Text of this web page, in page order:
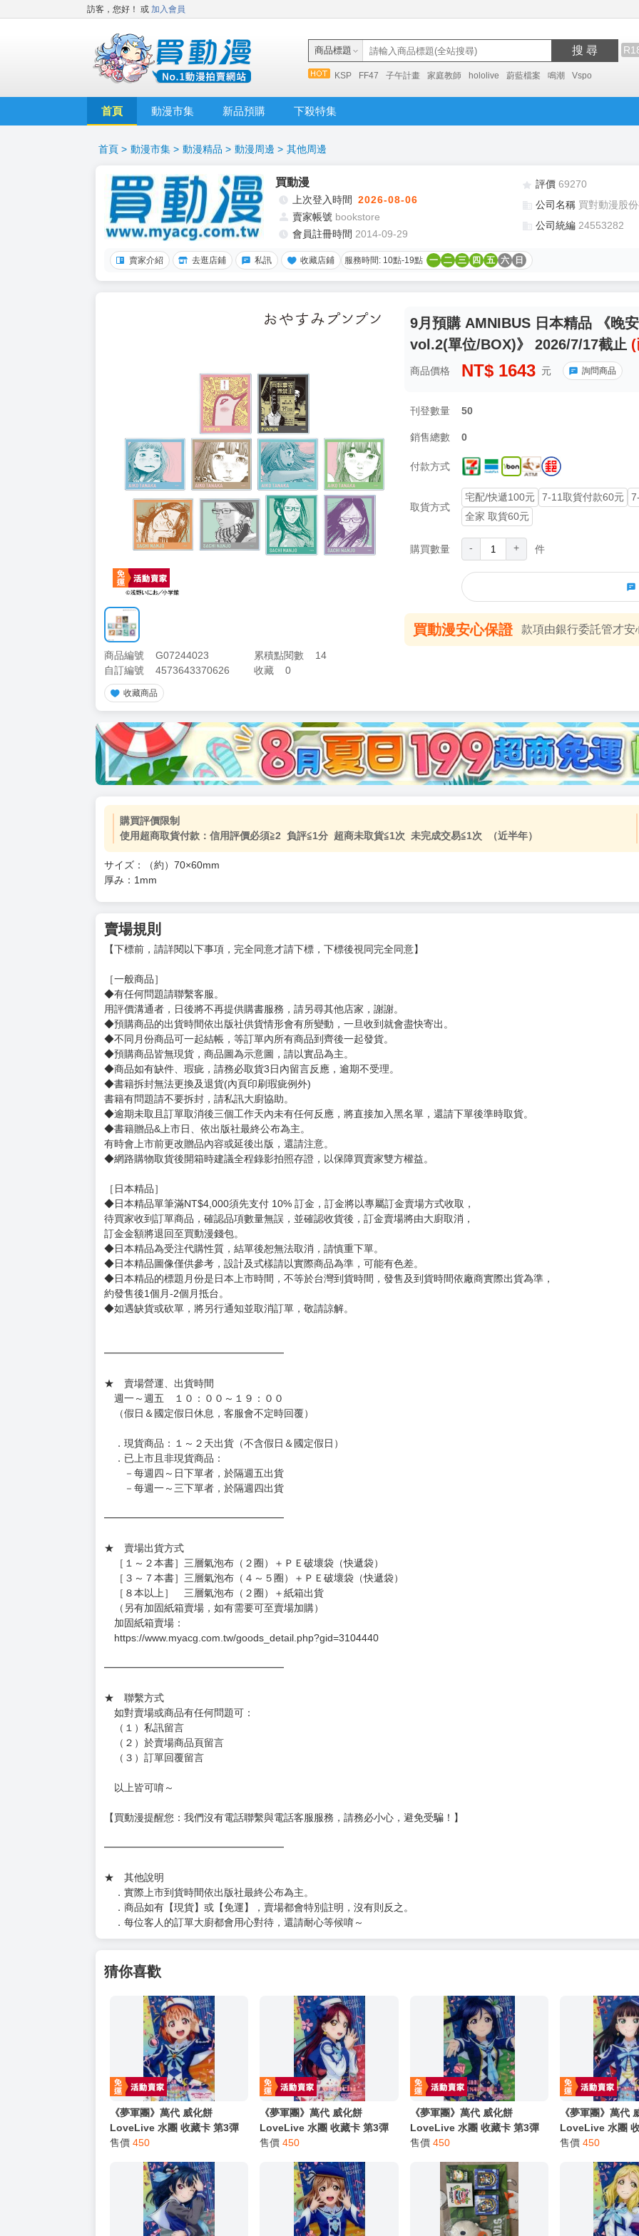
訪客，您好！ 或 加入會員
商品標題 搜 尋
KSP FF47 子午計畫 家庭教師 hololive 蔚藍檔案 鳴潮 Vspo
首頁 動漫市集 新品預購 下殺特集
首頁 > 動漫市集 > 動漫精品 > 動漫周邊 > 其他周邊
買動漫
上次登入時間 2026-08-06
賣家帳號 bookstore
會員註冊時間 2014-09-29
評價 69270
公司名稱 買對動漫股
公司統編 24553282
賣家介紹 去逛店鋪 私訊 收藏店鋪 服務時間: 10點-19點 一 二 三 四 五 六 日
商品編號 G07244023 累積點閱數
14
自訂編號
4573643370626 收藏 0
收藏商品
9月預購 AMNIBUS 日本精品 《晚
vol.2(單位/BOX)》 2026/7/17截止
商品價格 NT$ 1643 元 詢問商品
刊登數量 50
銷售總數 0
付款方式
取貨方式
宅配/快遞100元 7-11取貨付款60元
全家 取貨60元
購買數量 - + 件
買動漫安心保證 款項由銀行委託管才安
加價購 ( 共
(加購品) 買動漫★《$15元-加固紙箱包裝》
使用超商取貨付款：信用評價必須≧2 負評≦1分 超商未取貨≦1次 未完成交易≦1次 （近半年）
サイズ：（約）70×60mm
厚み：1mm
賣場規則
【下標前，請詳閱以下事項，完全同意才請下標，下標後視同完全同意】
［一般商品］
◆有任何問題請聯繫客服。
用評價溝通者，日後將不再提供購書服務，請另尋其他店家，謝謝。
◆不同月份商品可一起結帳，等訂單內所有商品到齊後一起發貨。
◆預購商品皆無現貨，商品圖為示意圖，請以實品為主。
◆商品如有缺件、瑕疵，請務必取貨3日內留言反應，逾期不受理。
◆書籍拆封無法更換及退貨(內頁印刷瑕疵例外)
書籍有問題請不要拆封，請私訊大廚協助。
◆逾期未取且訂單取消後三個工作天內未有任何反應，將直接加入黑名單，還請下單後準時取貨。
◆書籍贈品&上市日、依出版社最終公布為主。
有時會上市前更改贈品內容或延後出版，還請注意。
◆網路購物取貨後開箱時建議全程錄影拍照存證，以保障買賣家雙方權益。
訂金金額將退回至買動漫錢包。
◆日本精品為受注代購性質，結單後恕無法取消，請慎重下單。
◆日本精品圖像僅供參考，設計及式樣請以實際商品為準，可能有色差。
約發售後1個月-2個月抵台。
◆如遇缺貨或砍單，將另行通知並取消訂單，敬請諒解。
週一～週五 １０：００～１９：００
（假日＆國定假日休息，客服會不定時回覆）
．現貨商品：１～２天出貨（不含假日＆國定假日）
．已上市且非現貨商品：
－每週四～日下單者，於隔週五出貨
－每週一～三下單者，於隔週四出貨
★ 賣場出貨方式
［１～２本書］三層氣泡布（２圈）＋ＰＥ破壞袋（快遞袋）
［３～７本書］三層氣泡布（４～５圈）＋ＰＥ破壞袋（快遞袋）
［８本以上］ 三層氣泡布（２圈）＋紙箱出貨
（另有加固紙箱賣場，如有需要可至賣場加購）
https://www.myacg.com.tw/goods_detail.php?gid=3104440
━━━━━━━━━━━━━━━━━━
（１）私訊留言
（２）於賣場商品頁留言
（３）訂單回覆留言
【買動漫提醒您：我們沒有電話聯繫與電話客服服務，請務必小心，避免受騙！】
★ 其他說明
．實際上市到貨時間依出版社最終公布為主。
．商品如有【現貨】或【免運】，賣場都會特別註明，沒有則反之。
．每位客人的訂單大廚都會用心對待，還請耐心等候唷～
猜你喜歡